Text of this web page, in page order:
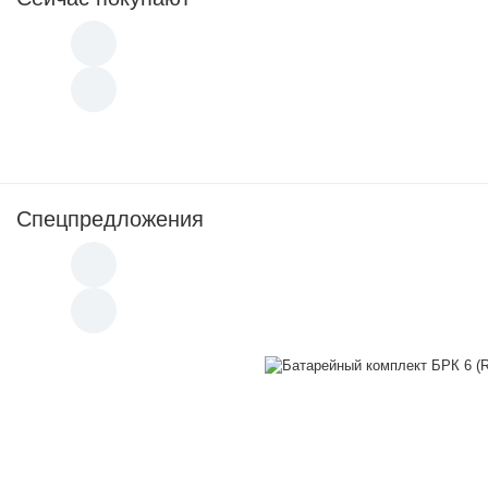
Спецпредложения